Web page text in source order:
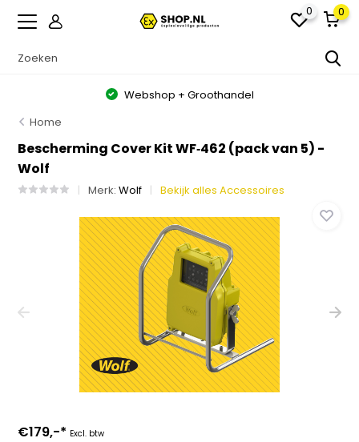
0 0
Webshop + Groothandel
Home
Bescherming Cover Kit WF‑462 (pack van 5) -
Wolf
Merk:Wolf Bekijk alles Accessoires
€179,-* Excl. btw